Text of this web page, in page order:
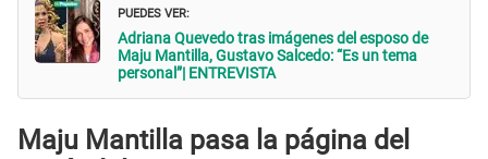
PUEDES VER:
Adriana Quevedo tras imágenes del esposo de
Maju Mantilla, Gustavo Salcedo: “Es un tema
personal”| ENTREVISTA
Maju Mantilla pasa la página del